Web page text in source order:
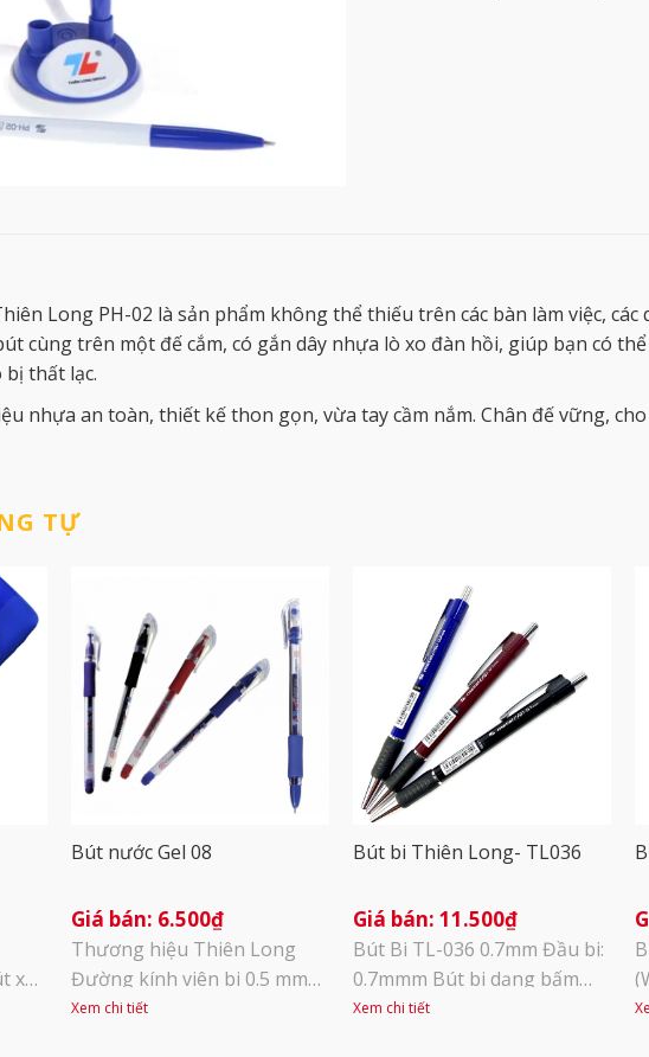
Long PH-02 là sản phẩm không thể thiếu trên các bàn làm việc,
cùng trên một đế cắm, có gắn dây nhựa lò xo đàn hồi, giúp bạn có
thất lạc.
nhựa an toàn, thiết kế thon gọn, vừa tay cầm nắm. Chân đế vững,
TỰ
xóa
Bút nước Gel 08
6.500₫
Thương hiệu Thiên Long
Đường kính viên bi 0.5 mm
Bút có thiết kế hiện đại, thân
Xem chi tiết
Bút bi Thiên Long- TL036
11.500₫
Bút Bi TL-036 0.7mm Đầu bi:
0.7mmm Bút bi dạng bấm
khế, có grip (Grip giúp êm
Xem chi tiết